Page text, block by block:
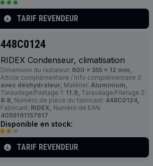
TARIF REVENDEUR
448C0124
RIDEX Condenseur, climatisation
Dimension du radiateur: 600 x 355 x 12 mm,
Article complémentaire / Info complémentaire 2:
avec déshydrateur, Matériel: Aluminium,
Taraudage/Filetage 1: 11.9, Taraudage/Filetage 2:
8.8, Numéro de pièce du fabricant: 448C0124,
Fabricant: RIDEX, Numéro de EAN:
4059191157617
Disponible en stock:
TARIF REVENDEUR